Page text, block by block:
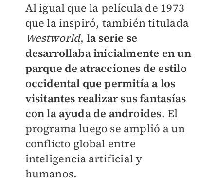
Al igual que la película de 1973
que la inspiró, también titulada
Westworld, la serie se
desarrollaba inicialmente en un
parque de atracciones de estilo
occidental que permitía a los
visitantes realizar sus fantasías
con la ayuda de androides. El
programa luego se amplió a un
conflicto global entre
inteligencia artificial y
humanos.